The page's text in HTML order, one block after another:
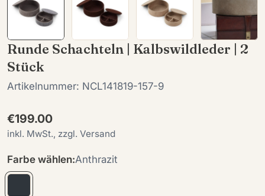
Runde Schachteln | Kalbswildleder | 2
Stück
Artikelnummer: NCL141819-157-9
Regulärer
Preis
€199.00
inkl. MwSt., zzgl. Versand
Farbe wählen:Anthrazit